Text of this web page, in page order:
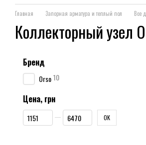
Главная Запорная арматура и теплый пол Все
Коллекторный узел
Бренд
Orso10
Цена, грн
От Цена, грн
До Цена, грн OK